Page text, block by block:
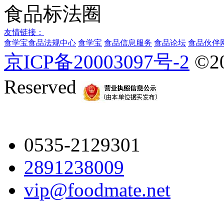
食品标法圈
友情链接：
食学宝食品法规中心 食学宝 食品信息服务 食品论坛 食品伙伴
京ICP备20003097号-2
Reserved
0535-2129301
2891238009
vip@foodmate.net